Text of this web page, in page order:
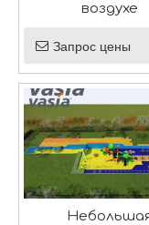
В ярком
воздухе
Запрос цены